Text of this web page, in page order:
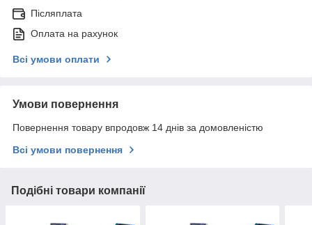
Післяплата
Оплата на рахунок
Всі умови оплати
Умови повернення
Повернення товару впродовж 14 днів за домовленістю
Всі умови повернення
Подібні товари компанії